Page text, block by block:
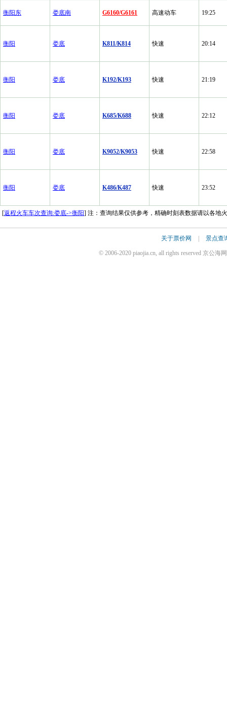
衡阳东 娄底南 G6160/G6161 高速动车 19:25
衡阳 娄底 K811/K814 快速 20:14
衡阳 娄底 K192/K193 快速 21:19
衡阳 娄底 K685/K688 快速 22:12
衡阳 娄底 K9052/K9053 快速 22:58
衡阳 娄底 K486/K487 快速 23:52
[返程火车车次查询:娄底->衡阳] 注：查询结果仅供参考，精确时刻表数据请以各地
关于票价网 | 景点查
© 2006-2020 piaojia.cn, all rights reserved 京公海